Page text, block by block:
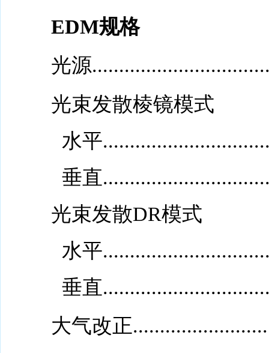
EDM规格
光源.........................
光束发散棱镜模式
水平
垂直
光束发散DR模式
水平
垂直
大气改正